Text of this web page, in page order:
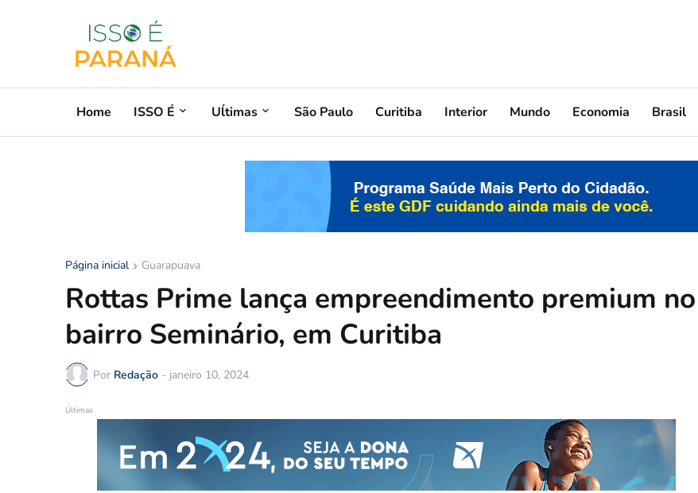
Home ISSO É Uĺtimas São Paulo Curitiba Interior Mundo Economia Brasil
Página inicial Guarapuava
Rottas Prime lança empreendimento premium no
bairro Seminário, em Curitiba
Por Redação - janeiro 10, 2024
Últimas